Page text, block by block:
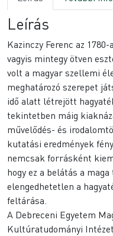
Leírás
Kazinczy Ferenc az
vagyis mintegy ötven
volt a magyar szellemi
meghatározó szerepet
idő alatt létrejött
tekintetben máig
művelődés- és
kutatási eredmények
nemcsak forrásként
hogy ez a belátás a
elengedhetetlen a
feltárása.
A Debreceni Egyetem
Kultúratudományi